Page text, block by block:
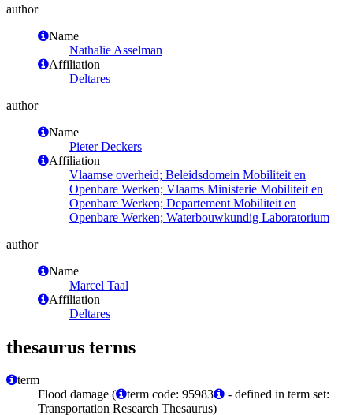
author
Name
Nathalie Asselman
Affiliation
Deltares
author
Name
Pieter Deckers
Affiliation
Vlaamse overheid; Beleidsdomein Mobiliteit en
Openbare Werken; Vlaams Ministerie Mobiliteit en
Openbare Werken; Departement Mobiliteit en
Openbare Werken; Waterbouwkundig Laboratorium
author
Name
Marcel Taal
Affiliation
Deltares
thesaurus terms
term
Flood damage (
term code: 95983
- defined in term set:
Transportation Research Thesaurus)